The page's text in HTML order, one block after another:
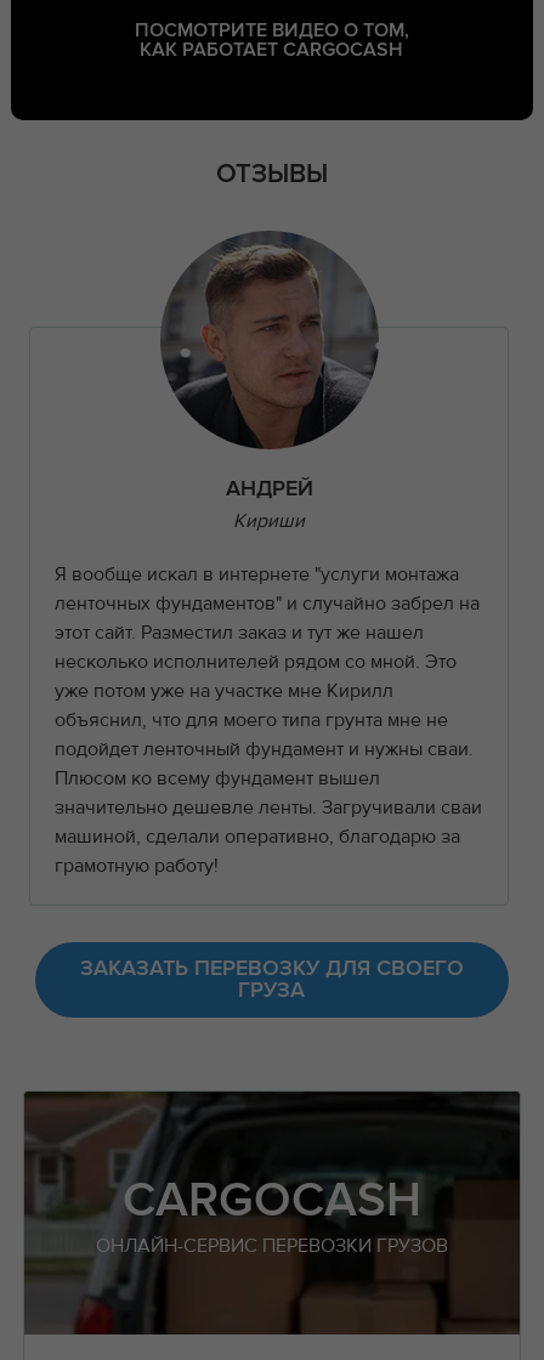
ПОСМОТРИТЕ ВИДЕО О ТОМ,
КАК РАБОТАЕТ CARGOCASH
ОТЗЫВЫ
АНДРЕЙ
Кириши
Я вообще искал в интернете "услуги монтажа
ленточных фундаментов" и случайно забрел на
этот сайт. Разместил заказ и тут же нашел
несколько исполнителей рядом со мной. Это
уже потом уже на участке мне Кирилл
объяснил, что для моего типа грунта мне не
подойдет ленточный фундамент и нужны сваи.
Плюсом ко всему фундамент вышел
значительно дешевле ленты. Загручивали сваи
машиной, сделали оперативно, благодарю за
грамотную работу!
ЗАКАЗАТЬ ПЕРЕВОЗКУ ДЛЯ СВОЕГО
ГРУЗА
CARGOCASH
ОНЛАЙН-СЕРВИС ПЕРЕВОЗКИ ГРУЗОВ